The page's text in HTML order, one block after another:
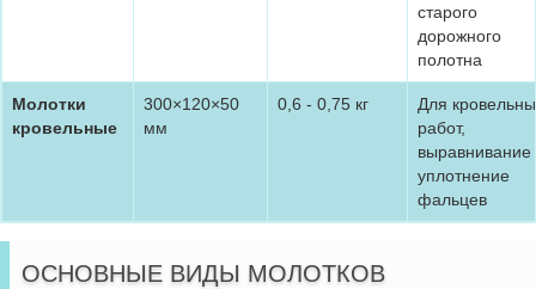
старого
дорожного
полотна
Молотки
кровельные
300×120×50
мм
0,6 - 0,75 кг
Для
работ,
выравнивание
уплотнение
фальцев
ОСНОВНЫЕ ВИДЫ МОЛОТКОВ